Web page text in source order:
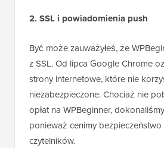
2. SSL i powiadomienia push
Być może zauważyłeś, że
z SSL. Od lipca Google Chrome
strony internetowe, które nie
niezabezpieczone. Chociaż nie
opłat na WPBeginner,
ponieważ cenimy bezpieczeństwo
czytelników.